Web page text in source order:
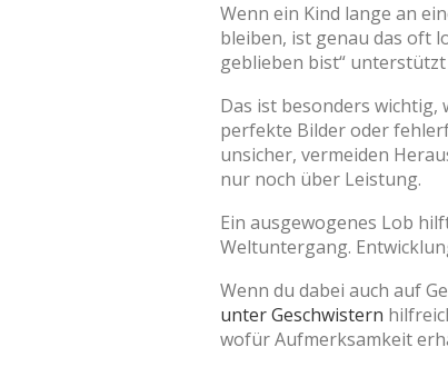
Wenn ein Kind lange an
bleiben, ist genau das oft
geblieben bist“
Das ist besonders wichtig,
perfekte Bilder oder
unsicher, vermeiden
nur noch über Leistung.
Ein ausgewogenes Lob
Weltuntergang.
Wenn du dabei auch auf
unter Geschwistern
wofür Aufmerksamkeit